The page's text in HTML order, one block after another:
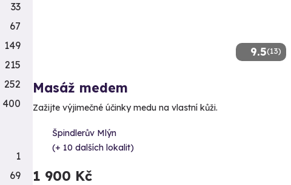
9.5(13)
Masáž medem
Zažijte výjimečné účinky medu na vlastní kůži.
Špindlerův Mlýn
(+ 10 dalších lokalit)
1 900 Kč
33
67
149
215
252
400
1
69